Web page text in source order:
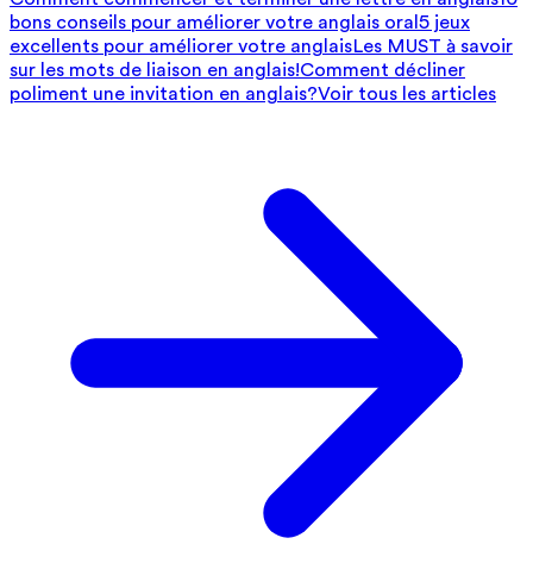
bons conseils pour améliorer votre anglais oral 5 jeux
excellents pour améliorer votre anglaisLes MUST à savoir
sur les mots de liaison en anglais!Comment décliner
poliment une invitation en anglais?Voir tous les articles